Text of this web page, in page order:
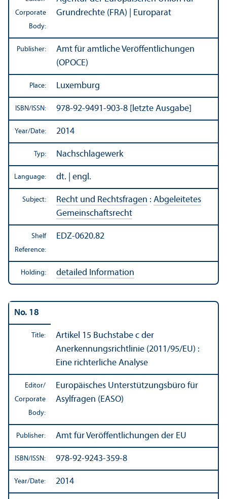
Corporate
Body:
Grundrechte (FRA) | Europarat
Publisher:
Amt für amtliche Veröffentlichungen
(OPOCE)
Place: Luxemburg
ISBN/ISSN: 978-92-9491-903-8 [letzte Ausgabe]
Year/Date: 2014
Typ: Nachschlagewerk
Language: dt. | engl.
Subject: Recht und Rechtsfragen : Abgeleitetes
Gemeinschaftsrecht
Shelf
Reference:
EDZ-0620.82
Holding: detailed Information
No. 18
Title:
Artikel 15 Buchstabe c der
Anerkennungsrichtlinie (2011/95/EU) :
Eine richterliche Analyse
Editor/
Corporate
Body:
Europäisches Unterstützungsbüro für
Asylfragen (EASO)
Publisher: Amt für Veröffentlichungen der EU
ISBN/ISSN: 978-92-9243-359-8
Year/Date: 2014